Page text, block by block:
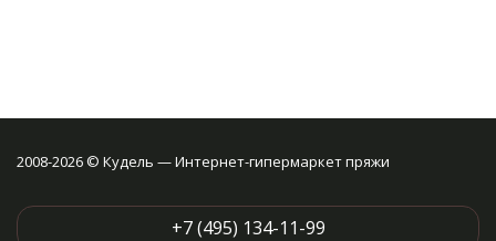
2008-2026 © Кудель — Интернет-гипермаркет пряжи
+7 (495) 134-11-99